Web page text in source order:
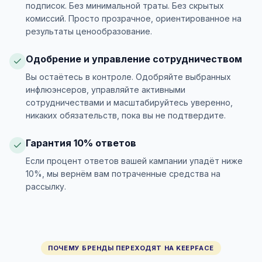
подписок. Без минимальной траты. Без скрытых
комиссий. Просто прозрачное, ориентированное на
результаты ценообразование.
Одобрение и управление сотрудничеством
Вы остаётесь в контроле. Одобряйте выбранных
инфлюэнсеров, управляйте активными
сотрудничествами и масштабируйтесь уверенно,
никаких обязательств, пока вы не подтвердите.
Гарантия 10% ответов
Если процент ответов вашей кампании упадёт ниже
10%, мы вернём вам потраченные средства на
рассылку.
ПОЧЕМУ БРЕНДЫ ПЕРЕХОДЯТ НА KEEPFACE